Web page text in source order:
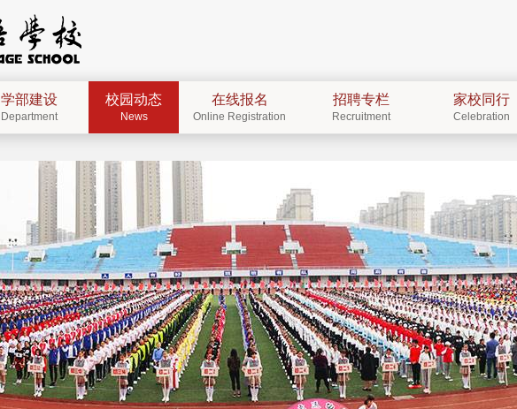
学部建设
Department
校园动态
News
在线报名
Online Registration
招聘专栏
Recruitment
家校同行
Celebration